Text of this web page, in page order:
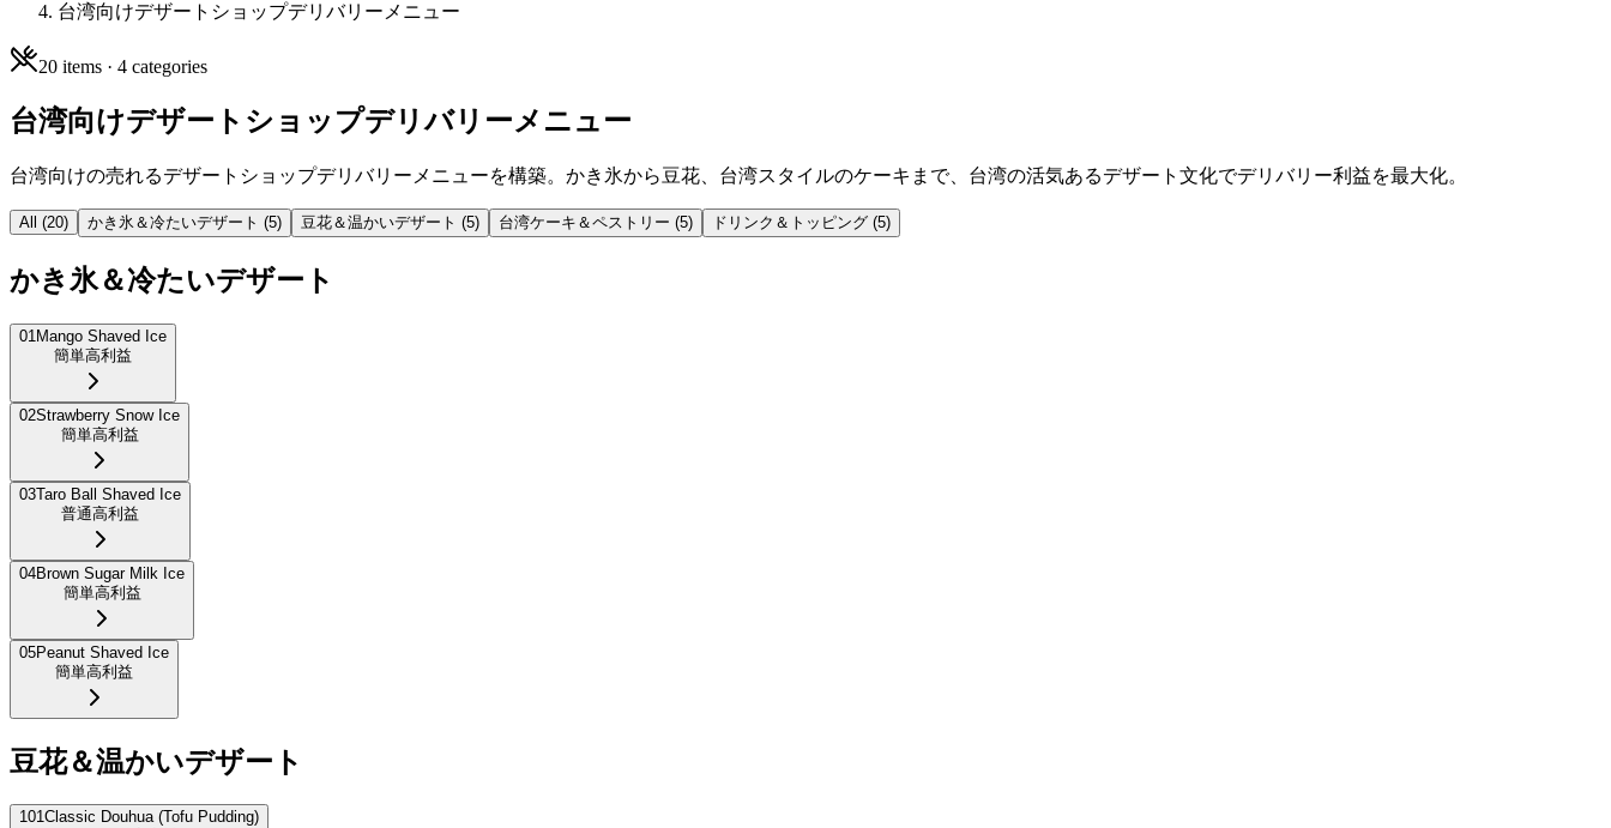
台湾向けデザートショップデリバリーメニュー
20 items · 4 categories
台湾向けデザートショップデリバリーメニュー
台湾向けの売れるデザートショップデリバリーメニューを構築。かき氷から豆花、台湾スタイルのケーキまで、台湾の活気あるデザート文化でデリバリー利益を最大化。
All (20) かき氷＆冷たいデザート (5) 豆花＆温かいデザート (5) 台湾ケーキ＆ペストリー (5) ドリンク＆トッピング (5)
かき氷＆冷たいデザート
01 Mango Shaved Ice
簡単高利益
02Strawberry Snow Ice
簡単高利益
03Taro Ball Shaved Ice
普通高利益
04Brown Sugar Milk Ice
簡単高利益
05Peanut Shaved Ice
簡単高利益
豆花＆温かいデザート
101Classic Douhua (Tofu Pudding)